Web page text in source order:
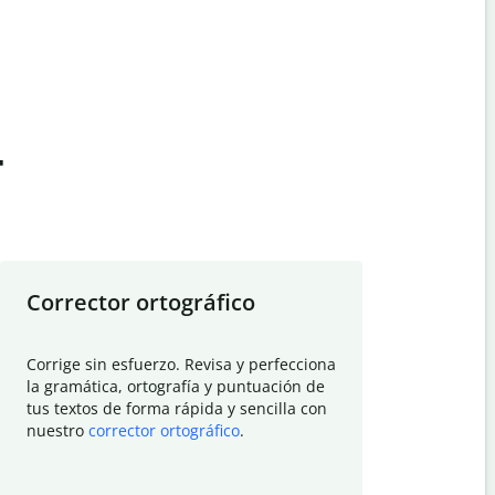
Corrector ortográfico
Corrige sin esfuerzo. Revisa y perfecciona
la gramática, ortografía y puntuación de
tus textos de forma rápida y sencilla con
nuestro corrector ortográfico.